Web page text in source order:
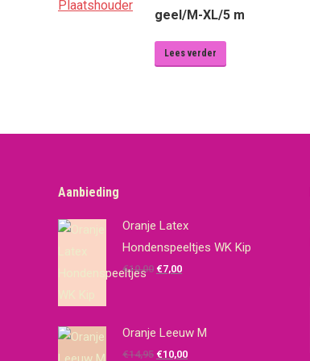
geel/M-XL/5 m
Lees verder
Aanbieding
Oranje Latex
Hondenspeeltjes WK Kip
€10,00 Oorspronkelijke
€10,00.
€7,00Huidige
€7,00.
Oranje Leeuw M
€14,95 Oorspronkelijke
€10,00Huidige